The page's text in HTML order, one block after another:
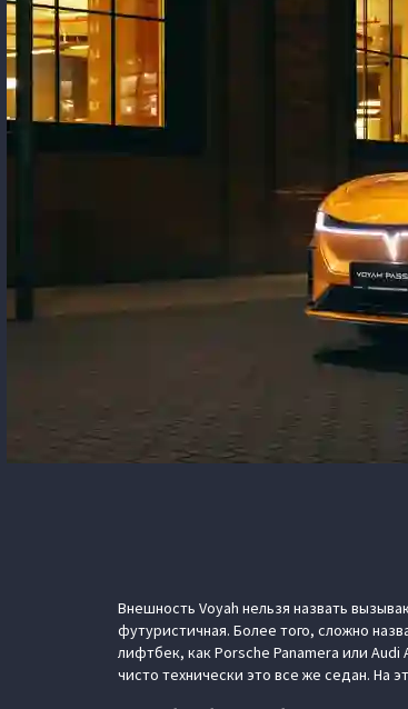
Внешность Voyah нельзя назвать
футуристичная. Более того, сложно
лифтбек, как Porsche Panamera или
чисто технически это все же седан. На